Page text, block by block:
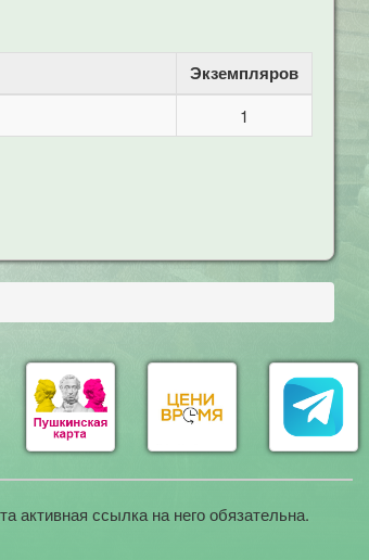
Экземпляров
1
активная ссылка на него обязательна.